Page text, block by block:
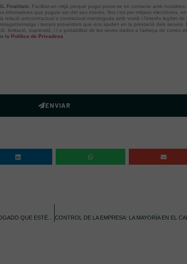
Finalitats: Facilitar-un mitjà perquè pugui posar-se en contacte amb nosaltres
informatives que puguin ser del seu interès, fins i tot per mitjans electrònics,
relació precontractual o contractual mantinguda amb vostè i l'interès legítim de
i tercers proveïdors que ens ajuden en la prestació dels serveis.
limitació, supressió, i / o portabilitat de les seves dades a l'adreça de correu
la Política de Privadesa
ENVIAR